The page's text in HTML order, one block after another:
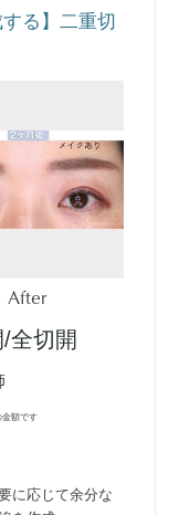
る】二重切
After
全切開
額です
に応じて余分な